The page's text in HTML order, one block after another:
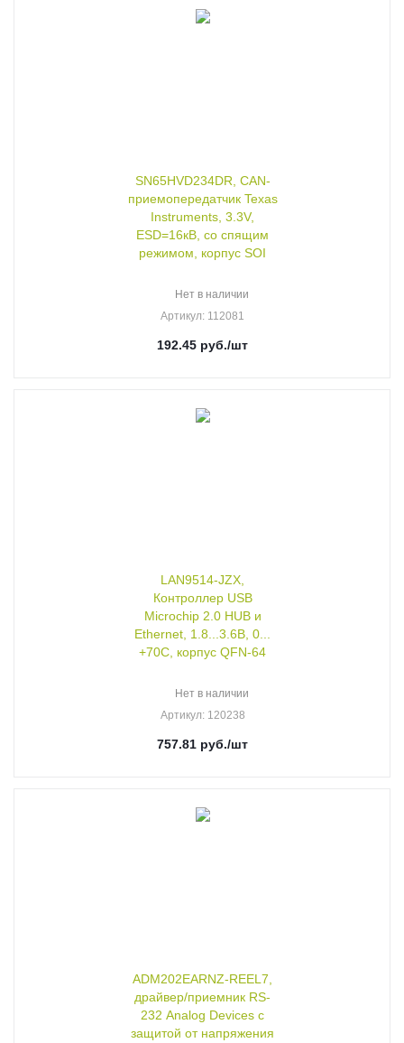
SN65HVD234DR, CAN-
приемопередатчик Texas
Instruments, 3.3V,
ESD=16кВ, со спящим
режимом, корпус SOI
Нет в наличии
Артикул: 112081
192.45 руб./шт
LAN9514-JZX,
Контроллер USB
Microchip 2.0 HUB и
Ethernet, 1.8...3.6В, 0...
+70C, корпус QFN-64
Нет в наличии
Артикул: 120238
757.81 руб./шт
ADM202EARNZ-REEL7,
драйвер/приемник RS-
232 Analog Devices с
защитой от напряжения